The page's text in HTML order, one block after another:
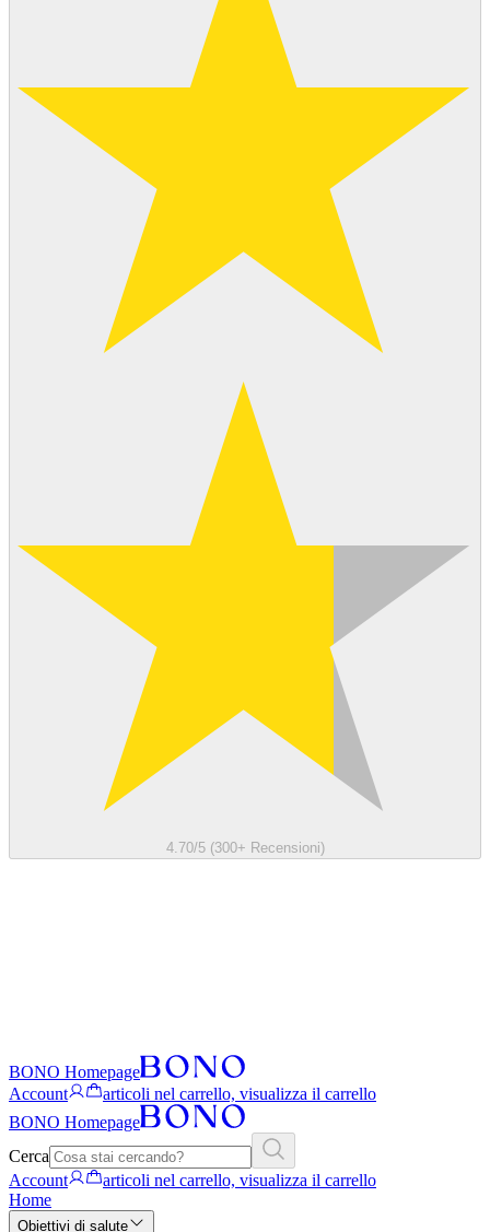
4.70/5 (300+ Recensioni)
BONO Homepage
Account
articoli nel carrello, visualizza il carrello
BONO Homepage
Cerca
Account
articoli nel carrello, visualizza il carrello
Home
Obiettivi di salute